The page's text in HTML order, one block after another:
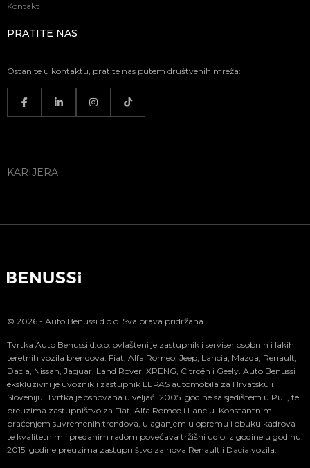
Kontakt
PRATITE NAS
Ostanite u kontaktu, pratite nas putem društvenih mreža:
KARIJERA
© 2026 - Auto Benussi d.o.o. Sva prava pridržana
Tvrtka Auto Benussi d.o.o. ovlašteni je zastupnik i serviser osobnih i lakih
teretnih vozila brendova: Fiat, Alfa Romeo, Jeep, Lancia, Mazda, Renault,
Dacia, Nissan, Jaguar, Land Rover, XPENG, Citroën i Geely. Auto Benussi
ekskluzivni je uvoznik i zastupnik LEPAS automobila za Hrvatsku i
Sloveniju. Tvrtka je osnovana u veljači 2005. godine sa sjedištem u Puli, te
preuzima zastupništvo za Fiat, Alfa Romeo i Lanciu. Konstantnim
praćenjem suvremenih trendova, ulaganjem u opremu i obuku kadrova
te kvalitetnim i predanim radom povećava tržišni udio iz godine u godinu.
2015. godine preuzima zastupništvo za nova Renault i Dacia vozila.